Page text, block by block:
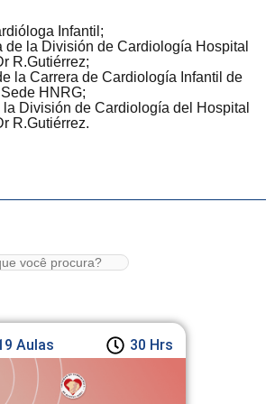
Infantil;
de la División de Cardiología Hospital
R.Gutiérrez;
la Carrera de Cardiología Infantil de
HNRG;
la División de Cardiología del Hospital
R.Gutiérrez.
Aulas 30 Hrs